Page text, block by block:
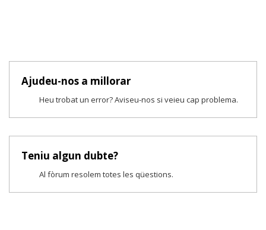
Ajudeu-nos a millorar
Heu trobat un error? Aviseu-nos si veieu cap problema.
Teniu algun dubte?
Al fòrum resolem totes les qüestions.